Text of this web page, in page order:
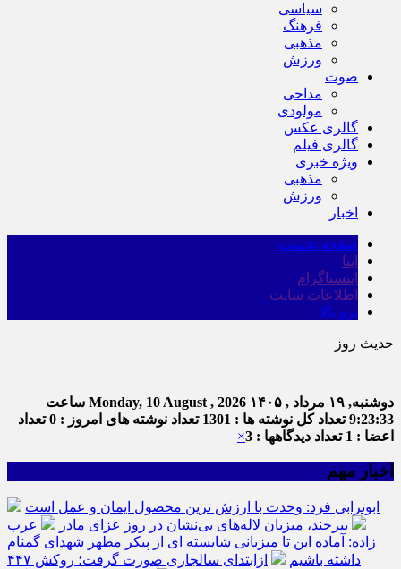
سیاسی
فرهنگ
مذهبی
ورزش
صوت
مداحی
مولودی
گالری عکس
گالری فیلم
ویژه خبری
مذهبی
ورزش
اخبار
صفحه نخست
ایتا
اینستاگرام
اطلاعات سایت
برو بالا
حدیث روز
دوشنبه, ۱۹ مرداد , ۱۴۰۵ Monday, 10 August , 2026 ساعت
9:23:34تعداد کل نوشته ها : 1301 تعداد نوشته های امروز : 0
تعداد
اعضا : 1
تعداد دیدگاهها : 3 ×
اخبار مهم
ابوترابی فرد: وحدت با ارزش ترین محصول ایمان و عمل است
بیرجند، میزبان لاله‌های بی‌نشان در روز عزای مادر
عرب
زاده: آماده این تا میزبانی شایسته ای از پیکر مطهر شهدای گمنام
داشته باشیم
ازابتدای سالجاری صورت گرفت؛ روکش ۴۴۷